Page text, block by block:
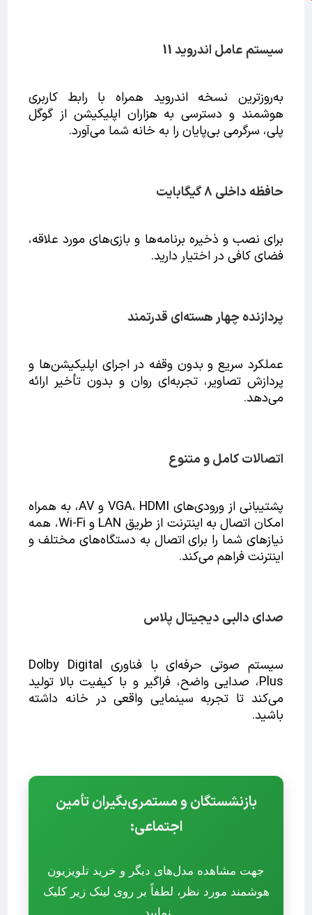
سیستم عامل اندروید 11
به‌روزترین نسخه اندروید همراه با رابط کاربری
هوشمند و دسترسی به هزاران اپلیکیشن از گوگل
پلی، سرگرمی بی‌پایان را به خانه شما می‌آورد.
حافظه داخلی 8 گیگابایت
برای نصب و ذخیره برنامه‌ها و بازی‌های مورد علاقه،
فضای کافی در اختیار دارید.
پردازنده چهار هسته‌ای قدرتمند
عملکرد سریع و بدون وقفه در اجرای اپلیکیشن‌ها و
پردازش تصاویر، تجربه‌ای روان و بدون تأخیر ارائه
می‌دهد.
اتصالات کامل و متنوع
پشتیبانی از ورودی‌های VGA، HDMI و AV، به همراه
امکان اتصال به اینترنت از طریق LAN و Wi-Fi، همه
نیازهای شما را برای اتصال به دستگاه‌های مختلف و
اینترنت فراهم می‌کند.
صدای دالبی دیجیتال پلاس
سیستم صوتی حرفه‌ای با فناوری Dolby Digital
Plus، صدایی واضح، فراگیر و با کیفیت بالا تولید
می‌کند تا تجربه سینمایی واقعی در خانه داشته
باشید.
بازنشستگان و مستمری‌بگیران تأمین
اجتماعی:
جهت مشاهده مدل‌های دیگر و خرید تلویزیون
هوشمند مورد نظر، لطفاً بر روی لینک زیر کلیک